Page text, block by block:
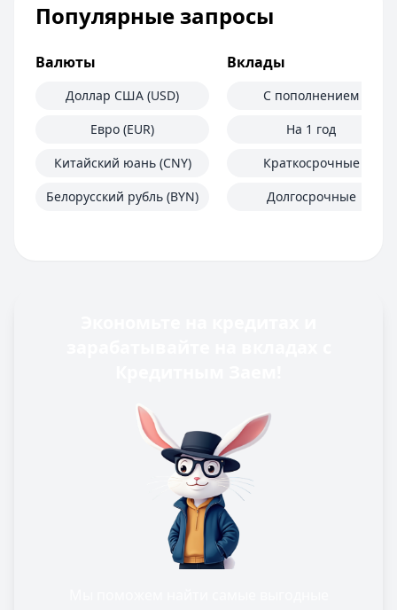
Популярные запросы
Валюты
Доллар США (USD)
Евро (EUR)
Китайский юань (CNY)
Белорусский рубль (BYN)
Вклады
С пополнением
На 1 год
Краткосрочные
Долгосрочные